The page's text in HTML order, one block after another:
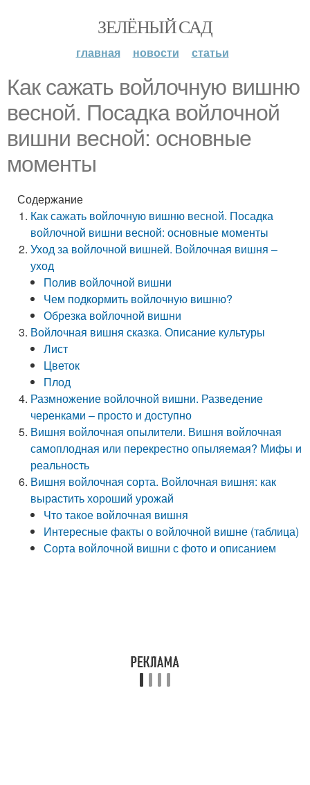
ЗЕЛЁНЫЙ САД
главная новости статьи
Как сажать войлочную вишню
весной. Посадка войлочной
вишни весной: основные
моменты
Содержание
Как сажать войлочную вишню весной. Посадка
войлочной вишни весной: основные моменты
Уход за войлочной вишней. Войлочная вишня –
уход
Полив войлочной вишни
Чем подкормить войлочную вишню?
Обрезка войлочной вишни
Войлочная вишня сказка. Описание культуры
Лист
Цветок
Плод
Размножение войлочной вишни. Разведение
черенками – просто и доступно
Вишня войлочная опылители. Вишня войлочная
самоплодная или перекрестно опыляемая? Мифы и
реальность
Вишня войлочная сорта. Войлочная вишня: как
вырастить хороший урожай
Что такое войлочная вишня
Интересные факты о войлочной вишне (таблица)
Сорта войлочной вишни с фото и описанием